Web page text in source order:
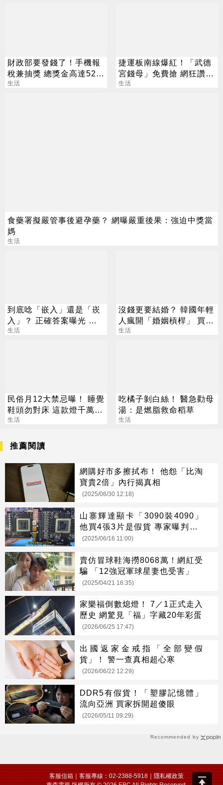
財政部要發錢了！手機報
稅兼抽獎 總獎金高達525
萬
生活
捷運板南線爆紅！「武德
宮錢母」免費搶 網狂讚：
行銷太狂
生活
食藥署擬嚴管事後避孕藥？ 網曝嚴重後果：強迫中獎當
媽
生活
到底唸「嵌入」還是「崁
入」？ 正確答案曝光 一
堆人用錯
生活
沒錢更要結婚？ 韓國年輕
人瘋開「婚姻槓桿」 買房
拚翻轉階級
生活
民俗月12大禁忌曝！ 睡覺
鞋頭勿對床 這款燈千萬別
掛
生活
吃橘子剝白絲！ 醫急勸母
湯：是燃脂救命稻草
生活
Recommended by
推薦閱讀
網購好市多擦拭布！ 他怨「比淘
寶貴2倍」內行揭真相
(2025/06/30 12:18)
山寨輝達顯卡「3090裝4090」
他買4張3片是假貨 專家曝判斷2
撇步
(2025/06/16 11:00)
賣仿冒球鞋海撈8068萬！網紅受
騙 「12強冠軍球星妻也受害」
(2025/04/21 16:35)
家樂福倒數熄燈！ 7／1正式走入
歷史 網驚見「福」字藏20年彩蛋
(2026/06/25 17:47)
出國返家金戒指「全部變假
貨」！ 警一查真相超心寒
(2026/06/22 12:29)
DDR5有假貨！「塑膠記憶體」
流向亞洲 買家拆開超傻眼
(2026/05/11 09:29)
客服信箱｜客服專線：02-2388-5918｜隱私權政策